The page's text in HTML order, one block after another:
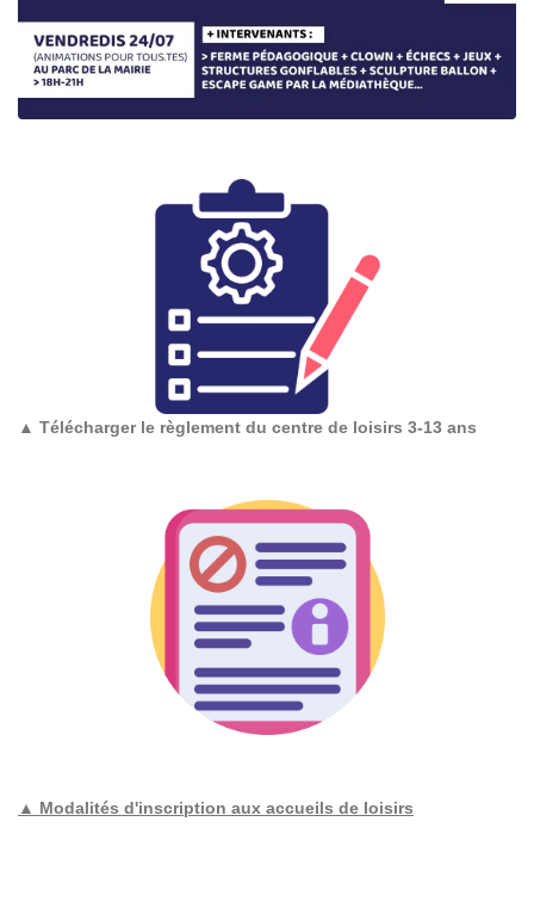
▲ Télécharger le règlement du centre de loisirs 3-13 ans
▲ Modalités d'inscription aux accueils de loisirs